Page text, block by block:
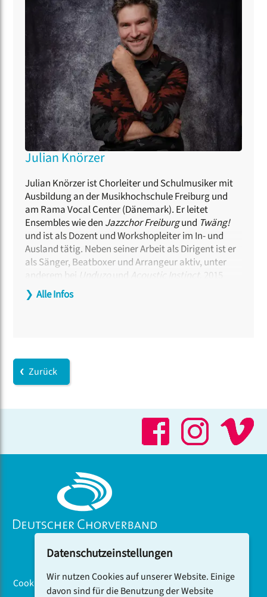
Julian Knörzer
Julian Knörzer ist Chorleiter und Schulmusiker mit
Ausbildung an der Musikhochschule Freiburg und
am Rama Vocal Center (Dänemark). Er leitet
Ensembles wie den Jazzchor Freiburgund Twäng!
und ist als Dozent und Workshopleiter im In- und
Ausland tätig. Neben seiner Arbeit als Dirigent ist er
als Sänger, Beatboxer und Arrangeur aktiv, unter
anderem bei Unduzo und Acoustic Instinct
. 2015
veröffentlichte er das Fachbuch „Beatbox Your Choir
– Chöre und Vocal Groups perfekt begleiten“
Vokalmusikfestivals Black Forest Voices.
❯ Alle Infos
Zurück
Cookiebanner
Datenschutzeinstellungen
Wir nutzen Cookies auf unserer Website. Einige
davon sind für die Benutzung der Website